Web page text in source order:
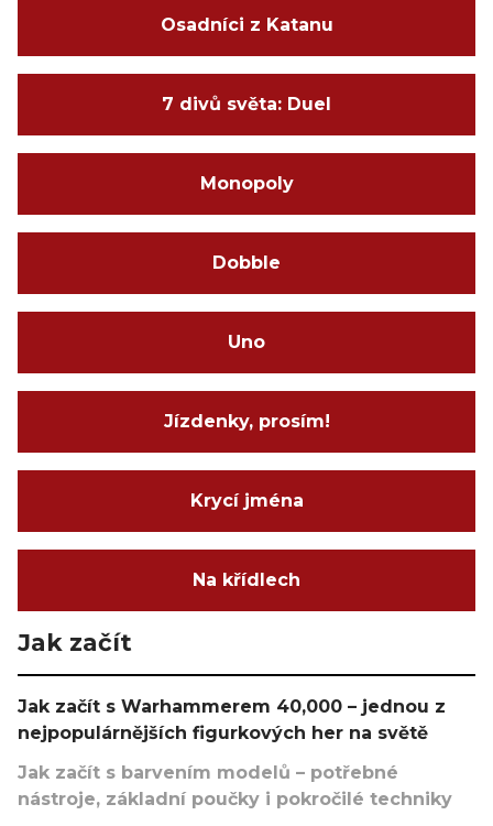
Osadníci z Katanu
7 divů světa: Duel
Monopoly
Dobble
Uno
Jízdenky, prosím!
Krycí jména
Na křídlech
Jak začít
Jak začít s Warhammerem 40,000 – jednou z
nejpopulárnějších figurkových her na světě
Jak začít s barvením modelů – potřebné
nástroje, základní poučky i pokročilé techniky